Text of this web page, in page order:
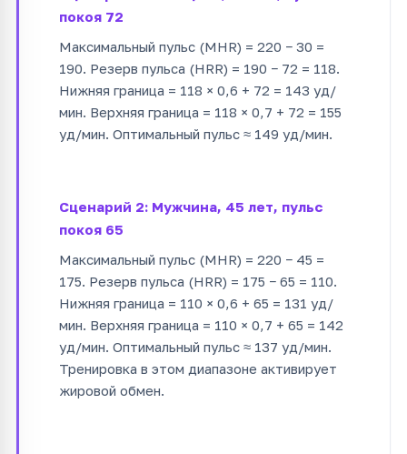
покоя 72
Максимальный пульс (MHR) = 220 − 30 =
190. Резерв пульса (HRR) = 190 − 72 = 118.
Нижняя граница = 118 × 0,6 + 72 = 143 уд/
мин. Верхняя граница = 118 × 0,7 + 72 = 155
уд/мин. Оптимальный пульс ≈ 149 уд/мин.
Сценарий 2: Мужчина, 45 лет, пульс
покоя 65
Максимальный пульс (MHR) = 220 − 45 =
175. Резерв пульса (HRR) = 175 − 65 = 110.
Нижняя граница = 110 × 0,6 + 65 = 131 уд/
мин. Верхняя граница = 110 × 0,7 + 65 = 142
уд/мин. Оптимальный пульс ≈ 137 уд/мин.
Тренировка в этом диапазоне активирует
жировой обмен.